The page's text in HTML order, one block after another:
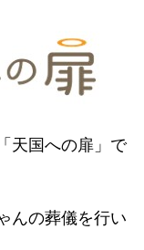
天国への扉」で
んの葬儀を行い